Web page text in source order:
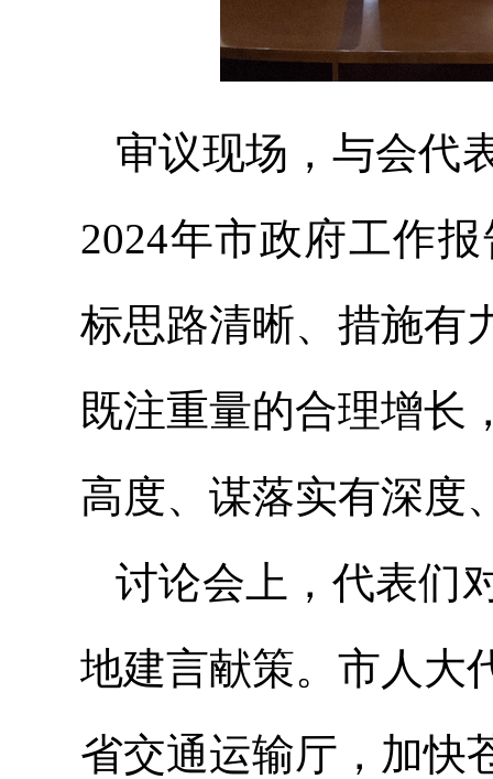
审议现场，与会代
2024年市政府工作
标思路清晰、措施有
既注重量的合理增长
高度、谋落实有深度
讨论会上，代表们
地建言献策。市人大
省交通运输厅，加快